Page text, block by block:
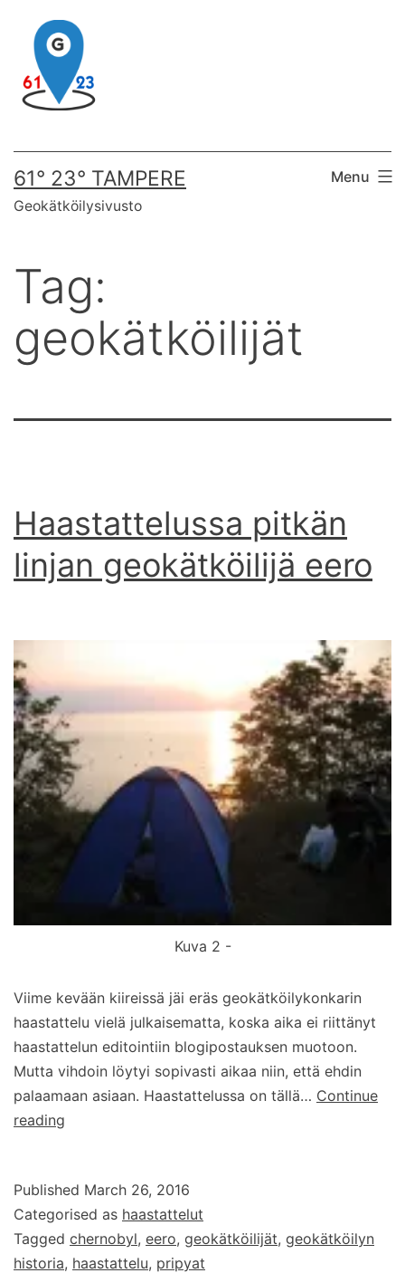
content
61° 23° TAMPERE
Geokätköilysivusto
Menu
Tag:
geokätköilijät
Haastattelussa pitkän
linjan geokätköilijä eero
Kuva 2 -
Viime kevään kiireissä jäi eräs geokätköilykonkarin
haastattelu vielä julkaisematta, koska aika ei riittänyt
haastattelun editointiin blogipostauksen muotoon.
Mutta vihdoin löytyi sopivasti aikaa niin, että ehdin
palaamaan asiaan. Haastattelussa on tällä… Continue
reading
geokätköilijä
eero
Published March 26, 2016
Categorised as haastattelut
Tagged chernobyl, eero, geokätköilijät, geokätköilyn
historia, haastattelu, pripyat